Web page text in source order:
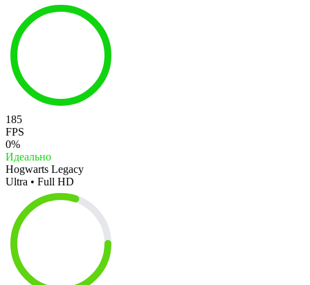
185
FPS
0%
Идеально
Hogwarts Legacy
Ultra • Full HD